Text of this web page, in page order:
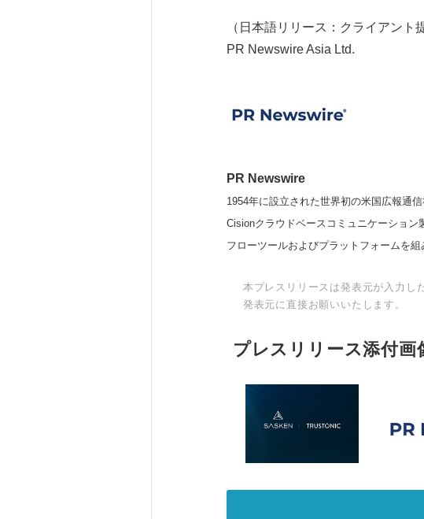
（日本語リリース：クライアント
PR Newswire Asia Ltd.
PR Newswire
1954年に設立された世界初の米国広報通
Cisionクラウドベースコミュニケーショ
フローツールおよびプラットフォームを
本プレスリリースは発表元が入力し
発表元に直接お願いいたします。
プレスリリース添付画